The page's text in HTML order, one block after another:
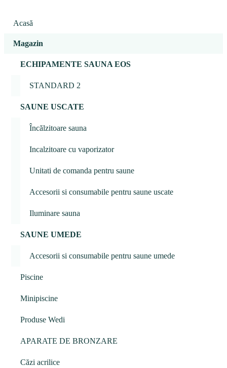
Acasă
Magazin
ECHIPAMENTE SAUNA EOS
STANDARD 2
SAUNE USCATE
Încălzitoare sauna
Incalzitoare cu vaporizator
Unitati de comanda pentru saune
Accesorii si consumabile pentru saune uscate
Iluminare sauna
SAUNE UMEDE
Accesorii si consumabile pentru saune umede
Piscine
Minipiscine
Produse Wedi
APARATE DE BRONZARE
Căzi acrilice